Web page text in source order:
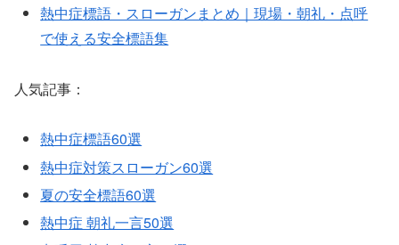
熱中症標語・スローガンまとめ｜現場・朝礼・点呼
で使える安全標語集
人気記事：
熱中症標語60選
熱中症対策スローガン60選
夏の安全標語60選
熱中症 朝礼一言50選